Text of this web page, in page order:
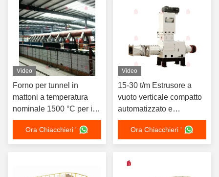
Video
Forno per tunnel in
mattoni a temperatura
nominale 1500 °C per il
fuoco a bassa
manutenzione nella
progettazione di
Ora Chiacchieri '
Video
15-30 t/m Estrusore a
vuoto verticale compatto
automatizzato e
resistente per mattoni di
fascia alta
Ora Chiacchieri '